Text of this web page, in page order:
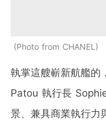
Photo from CHANEL
執掌這艘嶄新航艦的
Patou 執行長
景、兼具商業執行力